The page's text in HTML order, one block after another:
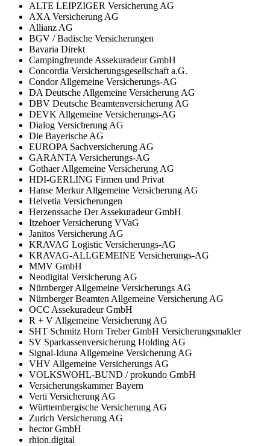
ALTE LEIPZIGER Versicherung AG
AXA Versicherung AG
Allianz AG
BGV / Badische Versicherungen
Bavaria Direkt
Campingfreunde Assekuradeur GmbH
Concordia Versicherungsgesellschaft a.G.
Condor Allgemeine Versicherungs-AG
DA Deutsche Allgemeine Versicherung AG
DBV Deutsche Beamtenversicherung AG
DEVK Allgemeine Versicherungs-AG
Dialog Versicherung AG
Die Bayerische AG
EUROPA Sachversicherung AG
GARANTA Versicherungs-AG
Gothaer Allgemeine Versicherung AG
HDI-GERLING Firmen und Privat
Hanse Merkur Allgemeine Versicherung AG
Helvetia Versicherungen
Herzenssache Der Assekuradeur GmbH
Itzehoer Versicherung VVaG
Janitos Versicherung AG
KRAVAG Logistic Versicherungs-AG
KRAVAG-ALLGEMEINE Versicherungs-AG
MMV GmbH
Neodigital Versicherung AG
Nürnberger Allgemeine Versicherungs AG
Nürnberger Beamten Allgemeine Versicherung AG
OCC Assekuradeur GmbH
R + V Allgemeine Versicherung AG
SHT Schmitz Horn Treber GmbH Versicherungsmakler
SV Sparkassenversicherung Holding AG
Signal-Iduna Allgemeine Versicherung AG
VHV Allgemeine Versicherungs AG
VOLKSWOHL-BUND / prokundo GmbH
Versicherungskammer Bayern
Verti Versicherung AG
Württembergische Versicherung AG
Zurich Versicherung AG
hector GmbH
rhion.digital